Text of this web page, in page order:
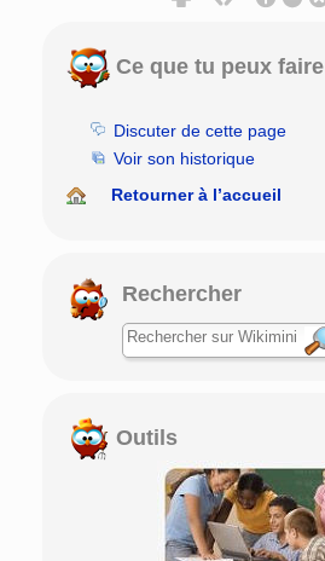
Ce que tu peux faire
Discuter de cette page
Voir son historique
Retourner à l’accueil
Rechercher
Outils